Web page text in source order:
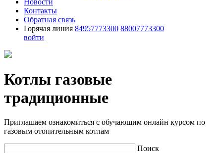
Новости
Контакты
Обратная связь
Горячая линия 84957773300 88007773300
войти
Котлы газовые
традиционные
Приглашаем ознакомиться с обучающим онлайн курсом по
газовым отопительным котлам
Поиск